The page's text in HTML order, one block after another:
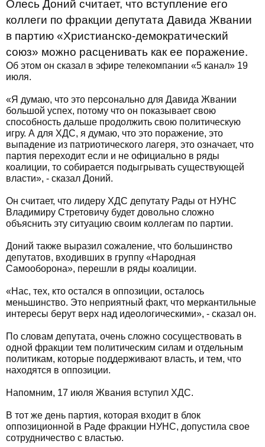
Олесь Доний считает, что вступление его
коллеги по фракции депутата Давида Жвании
в партию «Христианско-демократический
союз» можно расценивать как ее поражение.
Об этом он сказал в эфире телекомпании «5 канал» 19
июля.
«Я думаю, что это персонально для Давида Жвании
большой успех, потому что он показывает свою
способность дальше продолжить свою политическую
игру. А для ХДС, я думаю, что это поражение, это
выпадение из патриотического лагеря, это означает, что
партия переходит если и не официально в ряды
коалиции, то собирается подыгрывать существующей
власти», - сказал Доний.
Он считает, что лидеру ХДС депутату Рады от НУНС
Владимиру Стретовичу будет довольно сложно
объяснить эту ситуацию своим коллегам по партии.
Доний также выразил сожаление, что большинство
депутатов, входивших в группу «Народная
Самооборона», перешли в ряды коалиции.
«Нас, тех, кто остался в оппозиции, осталось
меньшинство. Это неприятный факт, что меркантильные
интересы берут верх над идеологическими», - сказал он.
По словам депутата, очень сложно сосуществовать в
одной фракции тем политическим силам и отдельным
политикам, которые поддерживают власть, и тем, что
находятся в оппозиции.
Напомним, 17 июля Жвания вступил ХДС.
В тот же день партия, которая входит в блок
оппозиционной в Раде фракции НУНС, допустила свое
сотрудничество с властью.